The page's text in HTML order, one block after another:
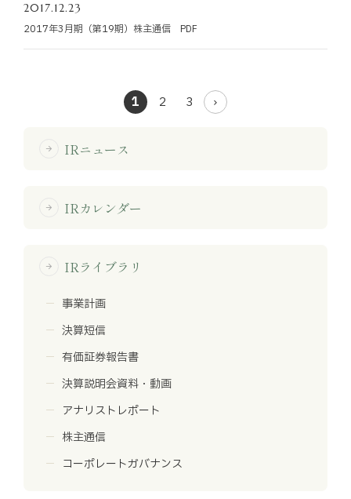
2017.12.23
2017年3月期（第19期）株主通信 PDF
1 2 3
arrow_forward IRニュース
arrow_forward IRカレンダー
arrow_forward IRライブラリ
事業計画
決算短信
有価証券報告書
決算説明会資料・動画
アナリストレポート
株主通信
コーポレートガバナンス